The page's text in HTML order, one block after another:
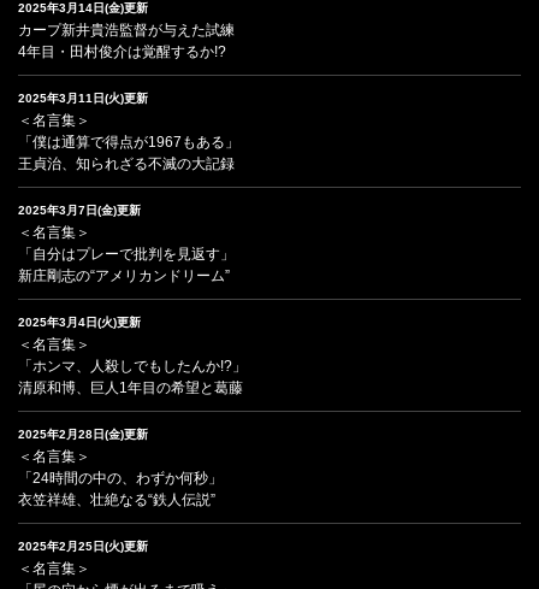
2025年3月14日(金)更新
カープ新井貴浩監督が与えた試練
4年目・田村俊介は覚醒するか!?
2025年3月11日(火)更新
＜名言集＞
「僕は通算で得点が1967もある」
王貞治、知られざる不滅の大記録
2025年3月7日(金)更新
＜名言集＞
「自分はプレーで批判を見返す」
新庄剛志の“アメリカンドリーム”
2025年3月4日(火)更新
＜名言集＞
「ホンマ、人殺しでもしたんか!?」
清原和博、巨人1年目の希望と葛藤
2025年2月28日(金)更新
＜名言集＞
「24時間の中の、わずか何秒」
衣笠祥雄、壮絶なる“鉄人伝説”
2025年2月25日(火)更新
＜名言集＞